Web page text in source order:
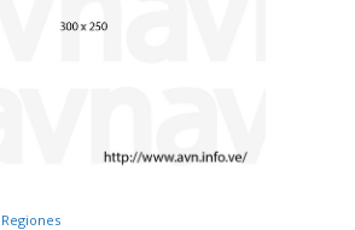
Regiones